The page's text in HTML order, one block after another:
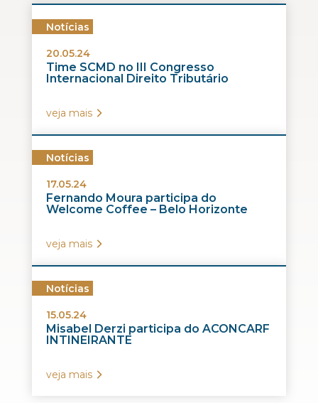
Notícias
20.05.24
Time SCMD no III Congresso
Internacional Direito Tributário
veja mais
Notícias
17.05.24
Fernando Moura participa do
Welcome Coffee – Belo Horizonte
veja mais
Notícias
15.05.24
Misabel Derzi participa do ACONCARF
INTINEIRANTE
veja mais